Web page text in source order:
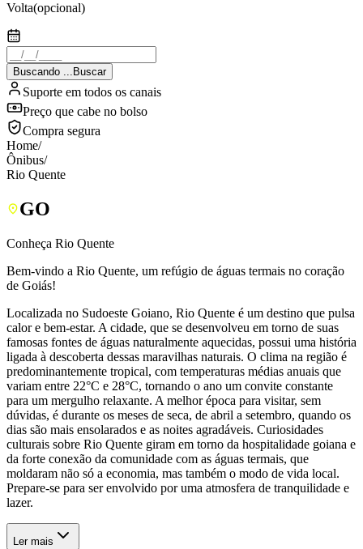
Volta(opcional)
Buscando ... Buscar
Suporte em todos os canais
Preço que cabe no bolso
Compra segura
Home/
Ônibus/
Rio Quente
GO
Conheça Rio Quente
Bem-vindo a Rio Quente, um refúgio de águas termais no coração
de Goiás!
Localizada no Sudoeste Goiano, Rio Quente é um destino que pulsa
calor e bem-estar. A cidade, que se desenvolveu em torno de suas
famosas fontes de águas naturalmente aquecidas, possui uma história
ligada à descoberta dessas maravilhas naturais. O clima na região é
predominantemente tropical, com temperaturas médias anuais que
variam entre 22°C e 28°C, tornando o ano um convite constante
para um mergulho relaxante. A melhor época para visitar, sem
dúvidas, é durante os meses de seca, de abril a setembro, quando os
dias são mais ensolarados e as noites agradáveis. Curiosidades
culturais sobre Rio Quente giram em torno da hospitalidade goiana e
da forte conexão da comunidade com as águas termais, que
moldaram não só a economia, mas também o modo de vida local.
Prepare-se para ser envolvido por uma atmosfera de tranquilidade e
lazer.
Ler mais